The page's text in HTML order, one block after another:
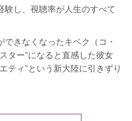
験し、視聴率が人生のすべて
きなくなったキベク（コ・
ター”になると直感した彼女
ティ”という新大陸に引きずり